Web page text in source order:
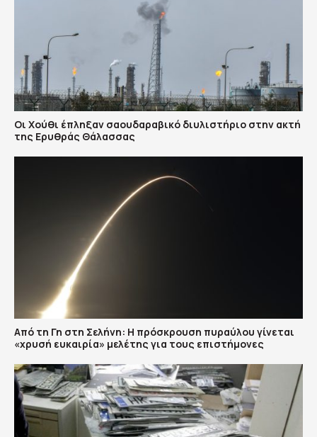
Οι Χούθι έπληξαν σαουδαραβικό διυλιστήριο στην ακτή
της Ερυθράς Θάλασσας
Από τη Γη στη Σελήνη: Η πρόσκρουση πυραύλου γίνεται
«χρυσή ευκαιρία» μελέτης για τους επιστήμονες